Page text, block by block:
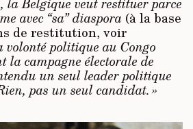
avec “sa” diaspora (à la base
de restitution, voir
volonté politique au Congo
la campagne électorale de
un seul leader politique
pas un seul candidat. »